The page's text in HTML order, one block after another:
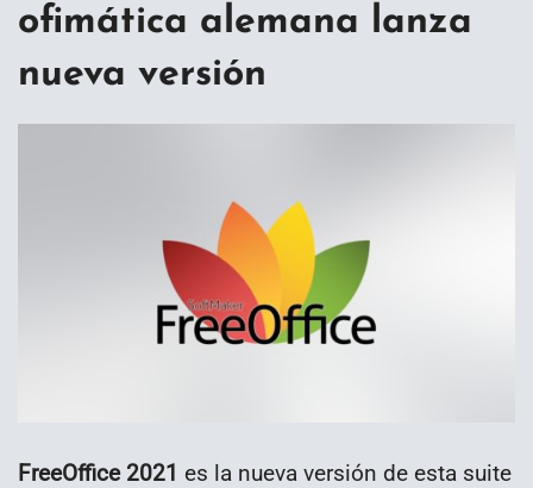
ofimática alemana lanza
nueva versión
FreeOffice 2021 es la nueva versión de esta suite